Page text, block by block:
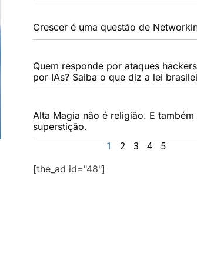
Crescer é uma questão de
Quem responde por ataques
por IAs? Saiba o que diz a lei
Alta Magia não é religião. E também
superstição.
1 2 3 4 5
[the_ad id="48"]